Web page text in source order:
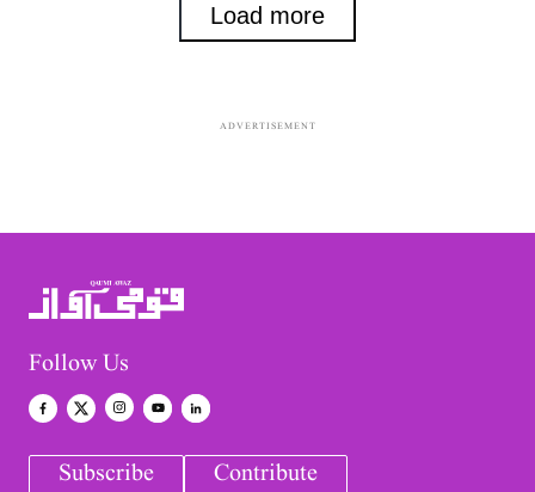
Load more
ADVERTISEMENT
Follow Us
Subscribe Contribute